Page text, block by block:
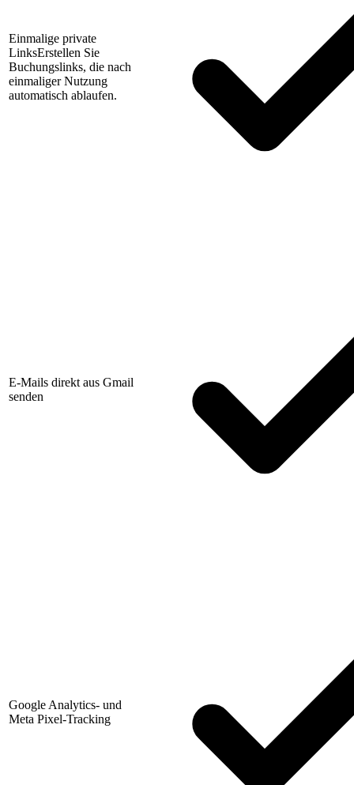
Einmalige private
LinksErstellen Sie
Buchungslinks, die nach
einmaliger Nutzung
automatisch ablaufen.
E-Mails direkt aus Gmail
senden
Google Analytics- und
Meta Pixel-Tracking